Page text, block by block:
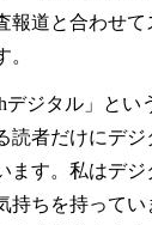
報道と合わせて
ジタル」とい
読者だけにデジ
ます。私はデ
持ちを持って